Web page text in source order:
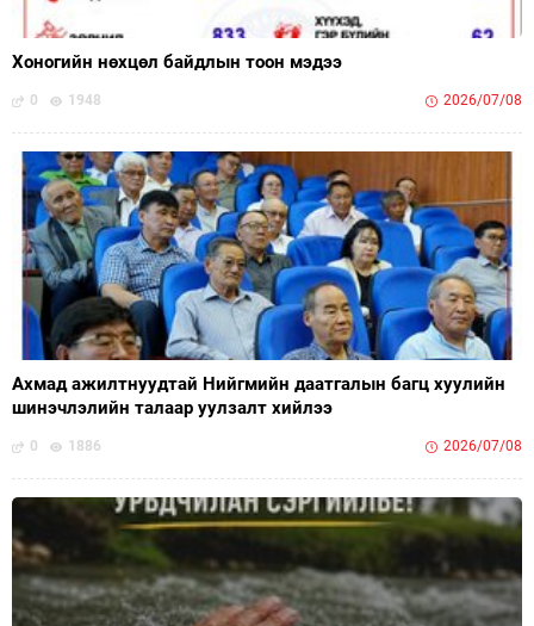
Хоногийн нөхцөл байдлын тоон мэдээ
0 1948 2026/07/08
Ахмад ажилтнуудтай Нийгмийн даатгалын багц хуулийн
шинэчлэлийн талаар уулзалт хийлээ
0 1886 2026/07/08